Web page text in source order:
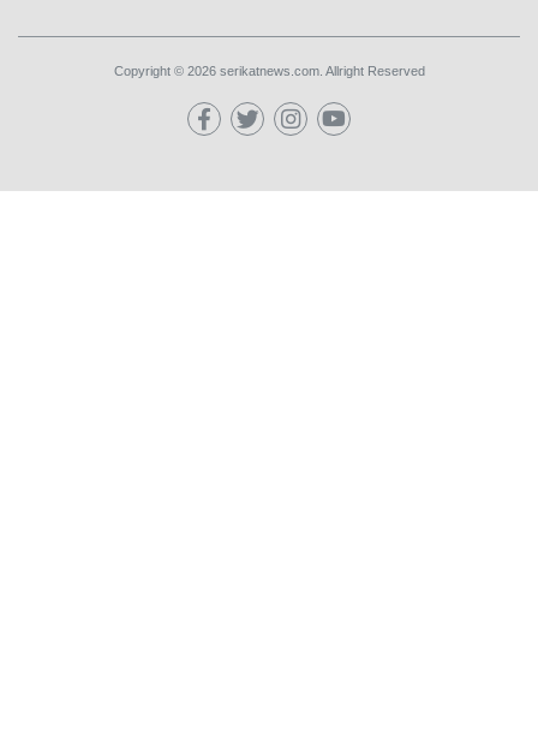
Copyright © 2026 serikatnews.com. Allright Reserved